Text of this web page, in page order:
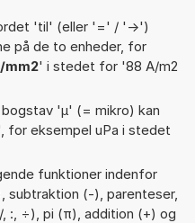
'til' (eller '=' / '->')
på de to enheder, for
mm2' i stedet for '88 A/m2
'µ' (= mikro) kan
for eksempel uPa i stedet
funktioner indenfor
subtraktion (-), parenteser,
:, ÷), pi (π), addition (+) og